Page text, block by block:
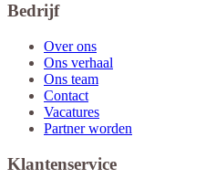
Bedrijf
Over ons
Ons verhaal
Ons team
Contact
Vacatures
Partner worden
Klantenservice